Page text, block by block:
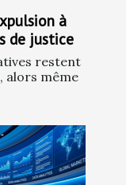
à
de justice
restent
alors même